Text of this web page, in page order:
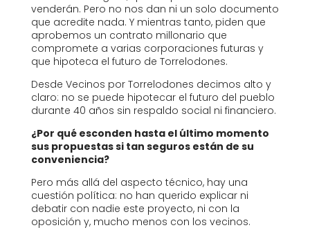
venderán. Pero no nos dan ni un solo documento
que acredite nada. Y mientras tanto, piden que
aprobemos un contrato millonario que
compromete a varias corporaciones futuras y
que hipoteca el futuro de Torrelodones.
Desde Vecinos por Torrelodones decimos alto y
claro: no se puede hipotecar el futuro del pueblo
durante 40 años sin respaldo social ni financiero.
¿Por qué esconden hasta el último momento
sus propuestas si tan seguros están de su
conveniencia?
Pero más allá del aspecto técnico, hay una
cuestión política: no han querido explicar ni
debatir con nadie este proyecto, ni con la
oposición y, mucho menos con los vecinos.